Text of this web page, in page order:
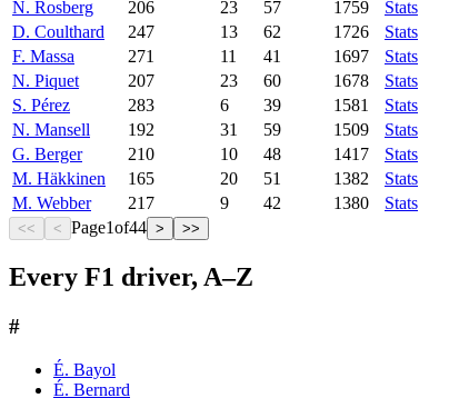
N. Rosberg
206 23 57 1759
Stats
D. Coulthard
247 13 62 1726
Stats
F. Massa
271 11 41 1697
Stats
N. Piquet
207 23 60 1678
Stats
S. Pérez
283 6 39 1581
Stats
N. Mansell
192 31 59 1509
Stats
G. Berger
210 10 48 1417
Stats
M. Häkkinen
165 20 51 1382
Stats
M. Webber
217 9 42 1380 Stats
<< < Page1of44 > >>
Every F1 driver, A–Z
#
É. Bayol
É. Bernard